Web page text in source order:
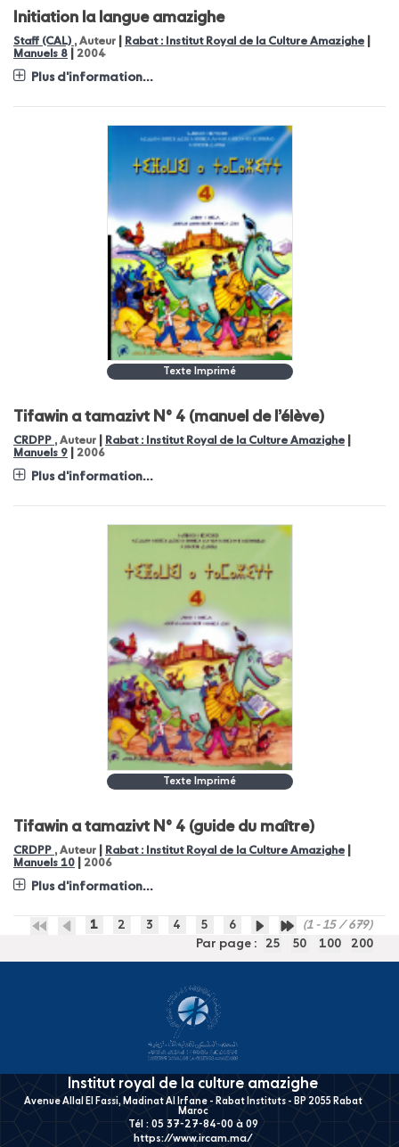
Initiation la langue amazighe
Staff (CAL) , Auteur Rabat : Institut Royal de la Culture Amazighe
Manuels 8 2004
Plus d'information...
Texte Imprimé
Tifawin a tamazivt N° 4 (manuel de l’élève)
CRDPP , Auteur Rabat : Institut Royal de la Culture Amazighe
Manuels 9 2006
Plus d'information...
Texte Imprimé
Tifawin a tamazivt N° 4 (guide du maître)
CRDPP , Auteur Rabat : Institut Royal de la Culture Amazighe
Manuels 10 2006
Plus d'information...
1 2 3 4 5 6
(1 - 15 / 679)
Par page :
25 50 100 200
Institut royal de la culture amazighe
Avenue Allal El Fassi, Madinat Al Irfane - Rabat Instituts - BP 2055 Rabat
Maroc
Tél : 05 37-27-84-00 à 09
https://www.ircam.ma/